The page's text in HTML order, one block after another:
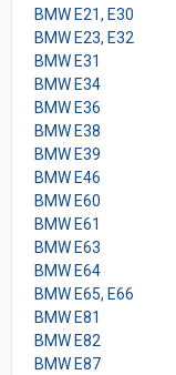
BMW E21, E30
BMW E23, E32
BMW E31
BMW E34
BMW E36
BMW E38
BMW E39
BMW E46
BMW E60
BMW E61
BMW E63
BMW E64
BMW E65, E66
BMW E81
BMW E82
BMW E87